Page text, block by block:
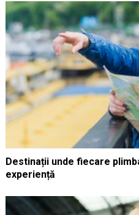
Destinații unde fiecare
experiență